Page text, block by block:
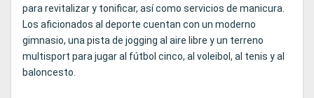
para revitalizar y tonificar, así como servicios de manicura.
Los aficionados al deporte cuentan con un moderno
gimnasio, una pista de jogging al aire libre y un terreno
multisport para jugar al fútbol cinco, al voleibol, al tenis y al
baloncesto.